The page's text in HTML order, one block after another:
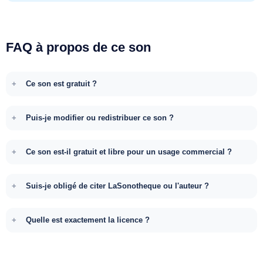
FAQ à propos de ce son
Ce son est gratuit ?
Puis-je modifier ou redistribuer ce son ?
Ce son est-il gratuit et libre pour un usage commercial ?
Suis-je obligé de citer LaSonotheque ou l'auteur ?
Quelle est exactement la licence ?